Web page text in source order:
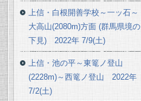
上信・白根開善学校～一ッ石～
大高山(2080m)方面 (群馬県境の
下見) 2022年 7/9(土)
上信・池の平～東篭ノ登山
(2228m)～西篭ノ登山 2022年
7/2(土)